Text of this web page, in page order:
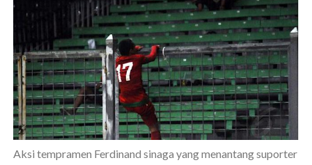
Aksi tempramen Ferdinand sinaga yang menantang suporter